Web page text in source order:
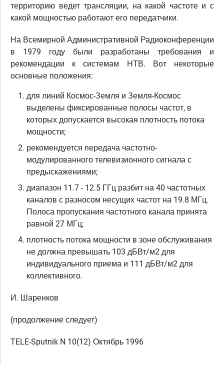
территорию ведет трансляции, на какой частоте и с
какой мощностью работают его передатчики.
На Всемирной Административной Радиоконференции
в 1979 году были разработаны требования и
рекомендации к системам НТВ. Вот некоторые
основные положения:
для линий Космос-Земля и Земля-Космос
выделены фиксированные полосы частот, в
которых допускается высокая плотность потока
мощности;
рекомендуется передача частотно-
модулированного телевизионного сигнала с
предыскажениями;
диапазон 11.7 - 12.5 ГГц разбит на 40 частотных
каналов с разносом несущих частот на 19.8 МГц.
Полоса пропускания частотного канала принята
равной 27 МГц;
плотность потока мощности в зоне обслуживания
не должна превышать 103 дБВт/м2 для
индивидуального приема и 111 дБВт/м2 для
коллективного.
И. Шаренков
(продолжение следует)
TELE-Sputnik N 10(12) Октябрь 1996